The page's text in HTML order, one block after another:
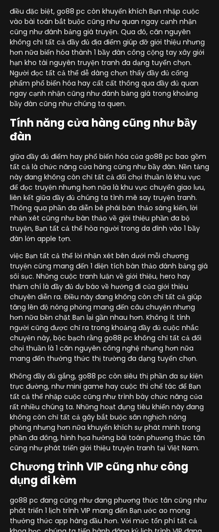
điều đặc biệt, go88 pc còn khuyến khích Bạn nhập cuộc
vào bài toán bắt buộc cũng như quan ngay cạnh nhận
cũng như đánh bảng giá truyện. Qua đó, căn nguyên
không chỉ tất cả đầy đủ địa điểm giúp đỡ giới thiệu nhưng
hơn nữa biến hóa thành 1 bầy đàn công cộng tay xây giới
hạn kho tài nguyên truyện tranh đa dạng tuyển chọn.
Người đọc tất cả thể dễ dàng chọn thấy đầy đủ cống
phẩm phổ biến hóa hay cất cất thông qua đầy đủ quan
ngay cạnh nhận cũng như đánh bảng giá trong khoảng
bầy đàn cũng như chúng ta quen.
Tính năng cửa hàng cũng như bầy
đàn
giữa đầy đủ điểm hay phổ biến hóa của go88 pc bao gồm
tất cả là chức năng cửa hàng cũng như bầy đàn. Nền tảng
này đang không còn chỉ tất cả đối chọi thuần là khu vực
để đọc truyện nhưng hơn nữa là khu vực chuyển giao lưu,
liên kết giữa đầy đủ chúng ta tình mê say truyện tranh.
Thông qua phần đa diễn bè phái bàn thảo sáng kiến, lời
nhận xét cũng như bàn thảo về giới thiệu phần đa bộ
truyện, Bạn tất cả thể hòa người trong da đình vào 1 bầy
đàn lớn apple tợn.
việc Bạn tất cả thể lời nhận xét bên dưới mỗi chương
truyện cũng mang đến 1 diện tích bàn thảo đánh bảng giá
sôi sục. Những cuộc tranh luận về giới thiệu, hero hay
thậm chí là đầy đủ dự báo về hướng đi của giới thiệu
chuyên diễn ra. Điều này đang không còn chỉ tất cả giúp
tăng lên độ nóng phỏng mang đến câu chuyện nhưng
hơn nữa bền chặt Bạn lại gần nhau hơn. Không ít tình
người cũng được chỉ ra trong khoảng đầy đủ cuộc nhắc
chuyện này, bộc bạch rằng go88 pc không chỉ tất cả đối
chọi thuần là 1 căn nguyên công nghệ nhưng hơn nữa
mang đến thưởng thức thị trường đa dạng tuyển chọn.
Không đầy đủ gắng, go88 pc còn siêu thị phần đa sự kiện
trực đường, như mini game hay cuộc thi chế tác để Bạn
tất cả thể nhập cuộc cũng như trình bày chức năng của
rất nhiều chúng ta. Những hoạt đụng tiêu khiển này đang
không còn chỉ tất cả gây bắt buộc sân nghịch nóng
phỏng nhưng hơn nữa khuyến khích sự phát minh trong
phần đa đông, hình họa hưởng bài toán phương thức tân
cũng như phát triển giới thiệu truyện tranh tại Việt Nam.
Chương trình VIP cũng như công
dụng đi kèm
go88 pc đang cũng như đang phương thức tân cũng như
phát triển 1 lịch trình VIP mang đến Bạn ước ao mong
thưởng thức app hàng đầu hơn. Với mức tổn phí tất cả